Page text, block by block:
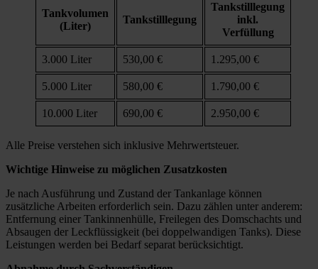
Tankvolumen
(Liter)
Tankstilllegung
Tankstilllegung
inkl.
Verfüllung
3.000 Liter 530,00 € 1.295,00 €
5.000 Liter 580,00 € 1.790,00 €
10.000 Liter 690,00 € 2.950,00 €
Alle Preise verstehen sich inklusive Mehrwertsteuer.
Wichtige Hinweise zu möglichen Zusatzkosten
Je nach Ausführung und Zustand der Tankanlage können
zusätzliche Arbeiten erforderlich sein. Dazu zählen unter anderem:
Entfernung einer Tankinnenhülle, Freilegen des Domschachts und
Absaugen der Leckflüssigkeit (bei doppelwandigen Tanks). Diese
Leistungen werden bei Bedarf separat berücksichtigt.